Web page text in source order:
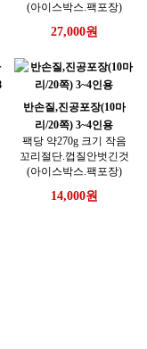
(아이스박스.팩포장)
27,000원
반손질,진공포장(10마
리/20쪽) 3~4인용
팩당 약270g 크기 작음
꼬리절단.껍질안벗긴것
(아이스박스.팩포장)
14,000원